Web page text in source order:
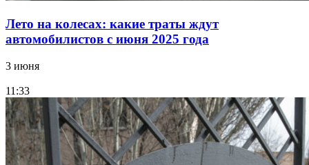
Лето на колесах: какие траты ждут
автомобилистов с июня 2025 года
3 июня
11:33